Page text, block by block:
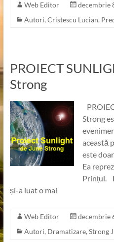
Web Editor
decembrie
Autori,Cristescu Lucian,
PROIECT
Strong
Strong
această
este
Ea
Prințul.
și-a luat o mai
Web Editor
decembrie
Autori, Dramatizare,Strong